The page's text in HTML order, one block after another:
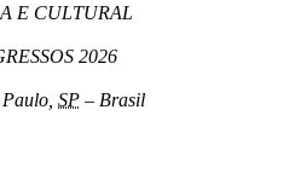
E CULTURAL
2026
Paulo SP – Brasil